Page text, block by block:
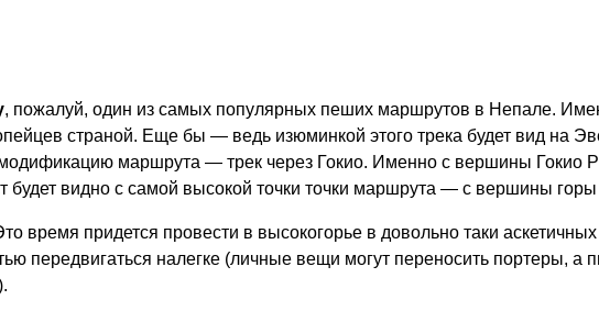
, пожалуй, один из самых популярных пеших маршрутов в Непале.
страной. Еще бы — ведь изюминкой этого трека будет вид на
маршрута — трек через Гокио. Именно с вершины Гокио
будет видно с самой высокой точки точки маршрута — с вершины
время придется провести в высокогорье в довольно таки
передвигаться налегке (личные вещи могут переносить портеры, а